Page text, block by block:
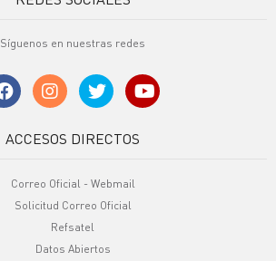
Síguenos en nuestras redes
ACCESOS DIRECTOS
Correo Oficial - Webmail
Solicitud Correo Oficial
Refsatel
Datos Abiertos